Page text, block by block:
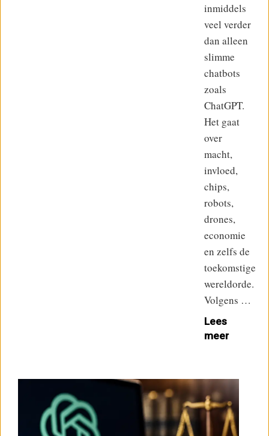
inmiddels
veel verder
dan alleen
slimme
chatbots
zoals
ChatGPT.
Het gaat
over
macht,
invloed,
chips,
robots,
drones,
economie
en zelfs de
toekomstige
wereldorde.
Volgens …
Lees
meer